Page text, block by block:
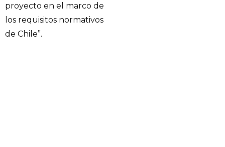
proyecto en el marco de
los requisitos normativos
de Chile”.